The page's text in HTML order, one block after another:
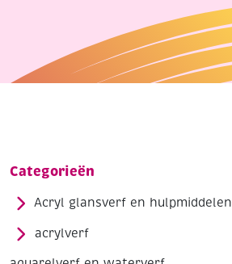
Categorieën
Acryl glansverf en hulpmiddelen
acrylverf